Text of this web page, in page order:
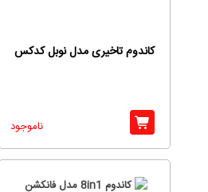
کاندوم تاخیری مدل نوبل کدکس
ناموجود